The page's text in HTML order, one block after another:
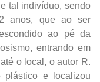
tal indivíduo, sendo
anos, que ao ser
ao pé da
entrando em
o local, o autor R.
plástico e localizou